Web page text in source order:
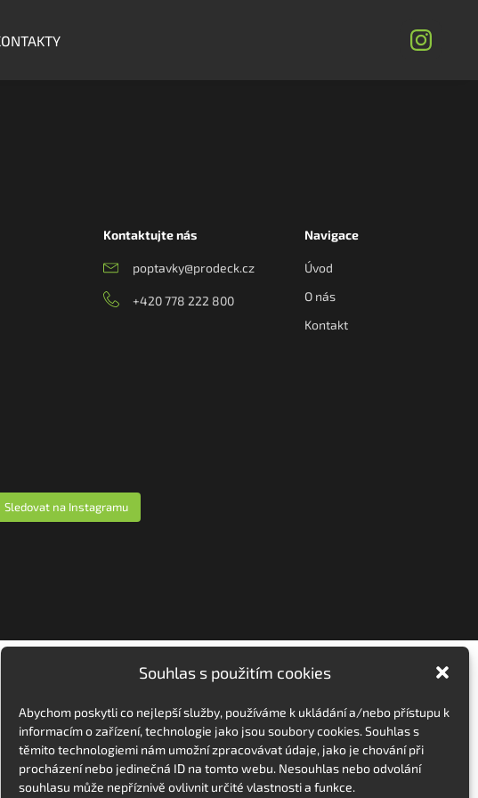
Souhlas s použitím cookies
Abychom poskytli co nejlepší služby, používáme k ukládání a/nebo přístupu k
informacím o zařízení, technologie jako jsou soubory cookies. Souhlas s
těmito technologiemi nám umožní zpracovávat údaje, jako je chování při
procházení nebo jedinečná ID na tomto webu. Nesouhlas nebo odvolání
souhlasu může nepříznivě ovlivnit určité vlastnosti a funkce.
Kontaktujte nás
poptavky@prodeck.cz
+420 778 222 800
Navigace
Úvod
O nás
Kontakt
Sledovat na Instagramu